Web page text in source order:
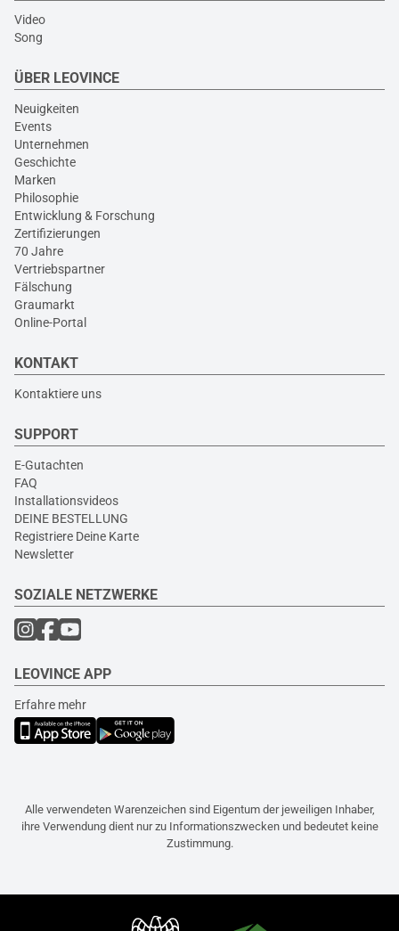
Video
Song
ÜBER LEOVINCE
Neuigkeiten
Events
Unternehmen
Geschichte
Marken
Philosophie
Entwicklung & Forschung
Zertifizierungen
70 Jahre
Vertriebspartner
Fälschung
Graumarkt
Online-Portal
KONTAKT
Kontaktiere uns
SUPPORT
E-Gutachten
FAQ
Installationsvideos
DEINE BESTELLUNG
Registriere Deine Karte
Newsletter
SOZIALE NETZWERKE
LEOVINCE APP
Erfahre mehr
Alle verwendeten Warenzeichen sind Eigentum der jeweiligen Inhaber,
ihre Verwendung dient nur zu Informationszwecken und bedeutet keine
Zustimmung.